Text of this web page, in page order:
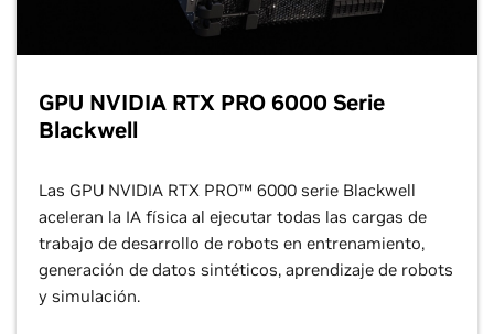
How to Run Isolated Tenant Kubernetes
Clusters on Shared GPU Infrastructure
Vea Todas las Noticias para Desarrolladores
Trabaja con Agentes de IA para Inspección
GPU NVIDIA RTX PRO 6000 Serie
Blackwell
Las GPU NVIDIA RTX PRO™ 6000 serie Blackwell
aceleran la IA física al ejecutar todas las cargas de
trabajo de desarrollo de robots en entrenamiento,
generación de datos sintéticos, aprendizaje de robots
y simulación.